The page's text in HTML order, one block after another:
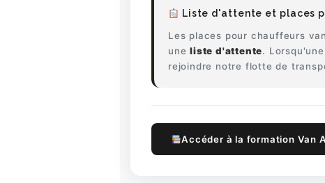
Liste d'attente et places
Les places pour chauffeurs
uneliste d'attente.
rejoindre notre flotte de
Accéder à la formation Van